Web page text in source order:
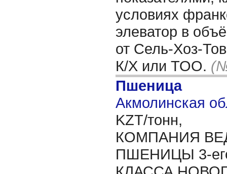
условиях
элеватор в
от Сель-Хоз-
К/Х или ТОО.
Пшеница
Акмолинская
KZT/тонн,
КОМПАНИЯ
ПШЕНИЦЫ 3-его